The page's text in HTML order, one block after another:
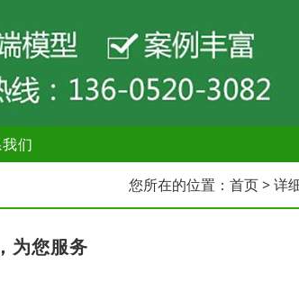
们
您所在的位置： 首页> 详
为您服务